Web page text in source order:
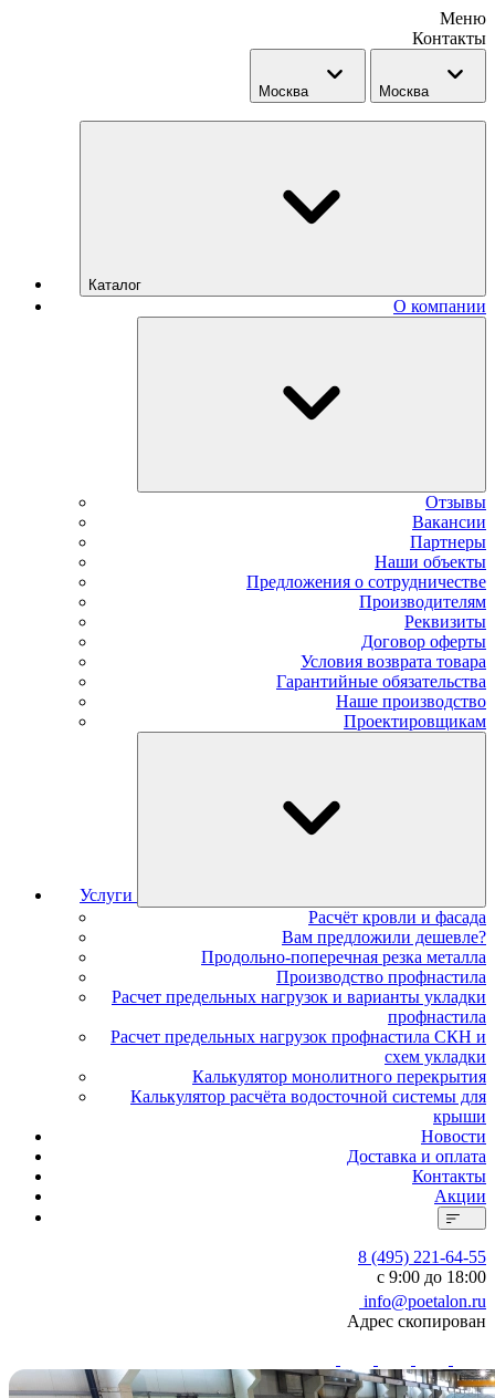
Меню
Контакты
Москва Москва
Каталог
О компании
Отзывы
Вакансии
Партнеры
Наши объекты
Предложения о сотрудничестве
Производителям
Реквизиты
Договор оферты
Условия возврата товара
Гарантийные обязательства
Наше производство
Проектировщикам
Услуги
Расчёт кровли и фасада
Вам предложили дешевле?
Продольно-поперечная резка металла
Производство профнастила
Расчет предельных нагрузок и варианты укладки
профнастила
Расчет предельных нагрузок профнастила СКН и
схем укладки
Калькулятор монолитного перекрытия
Калькулятор расчёта водосточной системы для
крыши
Новости
Доставка и оплата
Контакты
Акции
8 (495) 221-64-55
с 9:00 до 18:00
info@poetalon.ru
Адрес скопирован